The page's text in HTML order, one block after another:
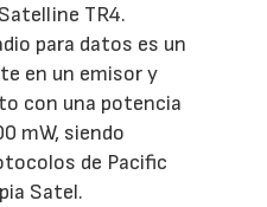
TR4.
para datos es un
en un emisor y
con una potencia
mW, siendo
de Pacific
Satel.